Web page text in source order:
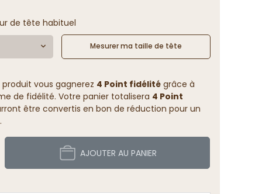
de tête habituel
Mesurer ma taille de tête
vous gagnerez 4 Point fidélitégrâce à
de fidélité. Votre panier totalisera 4 Point
être convertis en bon de réduction pour un
AJOUTER AU PANIER